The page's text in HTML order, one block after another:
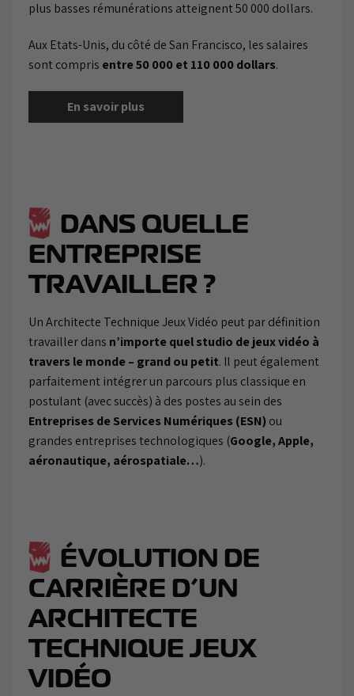
plus basses rémunérations atteignent 50 000 dollars.
Aux Etats-Unis, du côté de San Francisco, les salaires
sont compris entre 50 000 et 110 000 dollars.
En savoir plus
DANS QUELLE
ENTREPRISE
TRAVAILLER ?
Un Architecte Technique Jeux Vidéo peut par définition
travailler dans n’importe quel studio de jeux vidéo à
travers le monde – grand ou petit. Il peut également
parfaitement intégrer un parcours plus classique en
postulant (avec succès) à des postes au sein des
Entreprises de Services Numériques (ESN)ou
grandes entreprises technologiques (Google, Apple,
aéronautique, aérospatiale…).
ÉVOLUTION DE
CARRIÈRE D’UN
ARCHITECTE
TECHNIQUE JEUX
VIDÉO